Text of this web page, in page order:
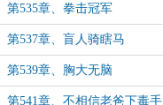
第535章、拳击冠军
第537章、盲人骑瞎马
第539章、胸大无脑
第541章、不相信老爸下毒手